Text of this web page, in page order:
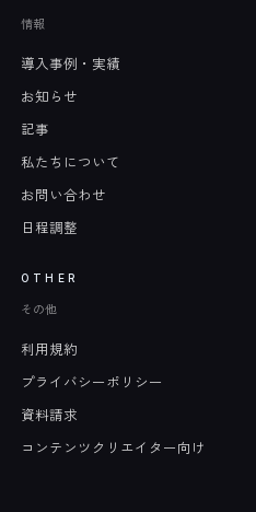
情報
導入事例・実績
お知らせ
記事
私たちについて
お問い合わせ
日程調整
OTHER
その他
利用規約
プライバシーポリシー
資料請求
コンテンツクリエイター向け